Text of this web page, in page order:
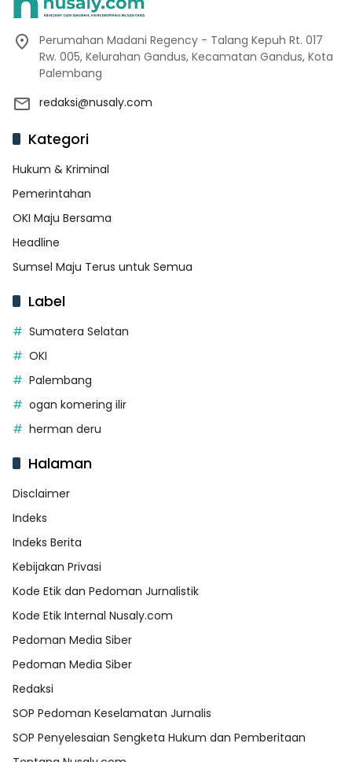
Perumahan Madani Regency - Talang Kepuh Rt. 017
Rw. 005, Kelurahan Gandus, Kecamatan Gandus, Kota
Palembang
redaksi@nusaly.com
Kategori
Hukum & Kriminal
Pemerintahan
OKI Maju Bersama
Headline
Sumsel Maju Terus untuk Semua
Label
Sumatera Selatan
OKI
Palembang
ogan komering ilir
herman deru
Halaman
Disclaimer
Indeks
Indeks Berita
Kebijakan Privasi
Kode Etik dan Pedoman Jurnalistik
Kode Etik Internal Nusaly.com
Pedoman Media Siber
Pedoman Media Siber
Redaksi
SOP Pedoman Keselamatan Jurnalis
SOP Penyelesaian Sengketa Hukum dan Pemberitaan